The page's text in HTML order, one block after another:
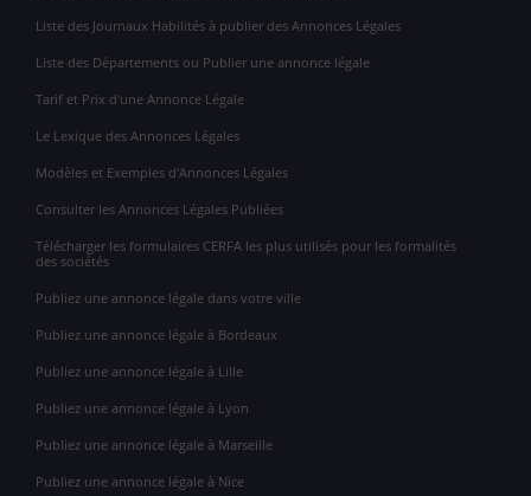
Liste des Journaux Habilités à publier des Annonces Légales
Liste des Départements ou Publier une annonce légale
Tarif et Prix d'une Annonce Légale
Le Lexique des Annonces Légales
Modèles et Exemples d'Annonces Légales
Consulter les Annonces Légales Publiées
Télécharger les formulaires CERFA les plus utilisés pour les formalités
des sociétés
Publiez une annonce légale dans votre ville
Publiez une annonce légale à Bordeaux
Publiez une annonce légale à Lille
Publiez une annonce légale à Lyon
Publiez une annonce légale à Marseille
Publiez une annonce légale à Nice